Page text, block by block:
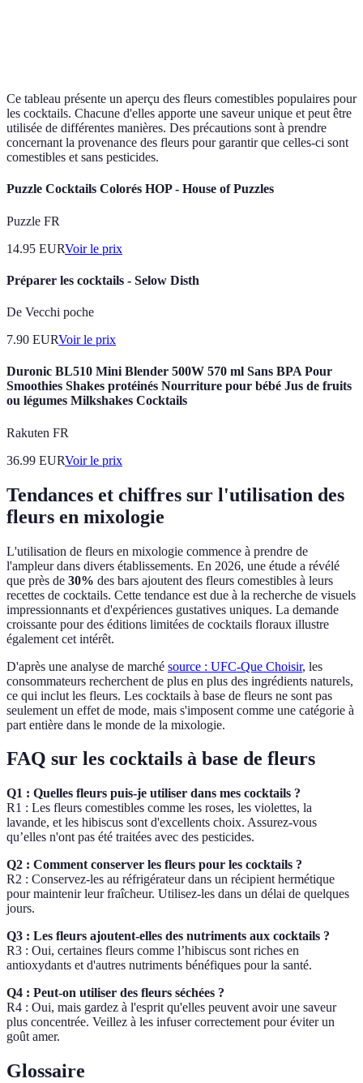
Ce tableau présente un aperçu des fleurs comestibles populaires pour
les cocktails. Chacune d'elles apporte une saveur unique et peut être
utilisée de différentes manières. Des précautions sont à prendre
concernant la provenance des fleurs pour garantir que celles-ci sont
comestibles et sans pesticides.
Puzzle Cocktails Colorés HOP - House of Puzzles
Puzzle FR
14.95 EURVoir le prix
Préparer les cocktails - Selow Disth
De Vecchi poche
7.90 EURVoir le prix
Duronic BL510 Mini Blender 500W 570 ml Sans BPA Pour
Smoothies Shakes protéinés Nourriture pour bébé Jus de fruits
ou légumes Milkshakes Cocktails
Rakuten FR
36.99 EURVoir le prix
Tendances et chiffres sur l'utilisation des
fleurs en mixologie
L'utilisation de fleurs en mixologie commence à prendre de
l'ampleur dans divers établissements. En 2026, une étude a révélé
que près de 30% des bars ajoutent des fleurs comestibles à leurs
recettes de cocktails. Cette tendance est due à la recherche de visuels
impressionnants et d'expériences gustatives uniques. La demande
croissante pour des éditions limitées de cocktails floraux illustre
également cet intérêt.
D'après une analyse de marché source : UFC-Que Choisir, les
consommateurs recherchent de plus en plus des ingrédients naturels,
ce qui inclut les fleurs. Les cocktails à base de fleurs ne sont pas
seulement un effet de mode, mais s'imposent comme une catégorie à
part entière dans le monde de la mixologie.
FAQ sur les cocktails à base de fleurs
Q1 : Quelles fleurs puis-je utiliser dans mes cocktails ?
R1 : Les fleurs comestibles comme les roses, les violettes, la
lavande, et les hibiscus sont d'excellents choix. Assurez-vous
qu’elles n'ont pas été traitées avec des pesticides.
Q2 : Comment conserver les fleurs pour les cocktails ?
R2 : Conservez-les au réfrigérateur dans un récipient hermétique
pour maintenir leur fraîcheur. Utilisez-les dans un délai de quelques
jours.
Q3 : Les fleurs ajoutent-elles des nutriments aux cocktails ?
R3 : Oui, certaines fleurs comme l’hibiscus sont riches en
antioxydants et d'autres nutriments bénéfiques pour la santé.
Q4 : Peut-on utiliser des fleurs séchées ?
R4 : Oui, mais gardez à l'esprit qu'elles peuvent avoir une saveur
plus concentrée. Veillez à les infuser correctement pour éviter un
goût amer.
Glossaire